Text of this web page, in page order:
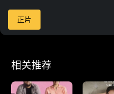
正片
相关推荐